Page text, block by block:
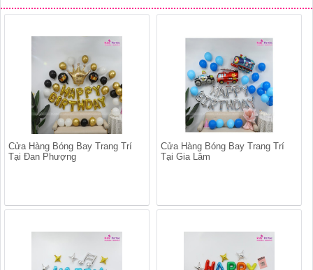
Cửa Hàng Bóng Bay Trang Trí
Tại Đan Phượng
Cửa Hàng Bóng Bay Trang Trí
Tại Gia Lâm